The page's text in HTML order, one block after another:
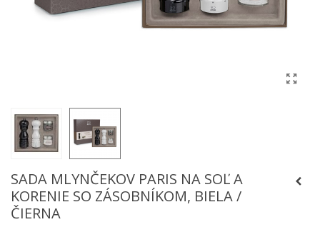
SADA MLYNČEKOV PARIS NA SOĽ A
KORENIE SO ZÁSOBNÍKOM, BIELA /
ČIERNA